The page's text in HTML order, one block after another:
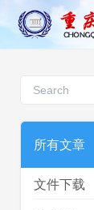
所有文章
文件下载